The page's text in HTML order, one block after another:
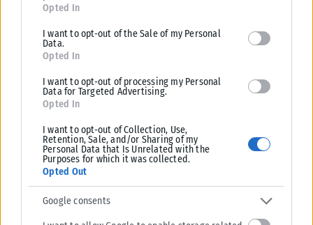
Opted In
I want to opt-out of the Sale of my Personal
Data.
Opted In
I want to opt-out of processing my Personal
Data for Targeted Advertising.
Opted In
I want to opt-out of Collection, Use,
Retention, Sale, and/or Sharing of my
Personal Data that Is Unrelated with the
Purposes for which it was collected.
Opted Out
Google consents